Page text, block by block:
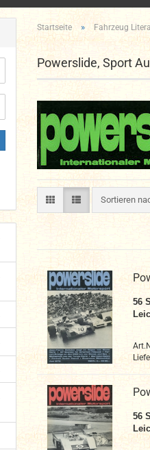
Startseite » Fahrzeug
Powerslide, Sport
Sortieren
Sortieren
56
56